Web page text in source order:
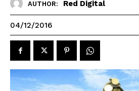
AUTHOR: Red Digital
04/12/2016